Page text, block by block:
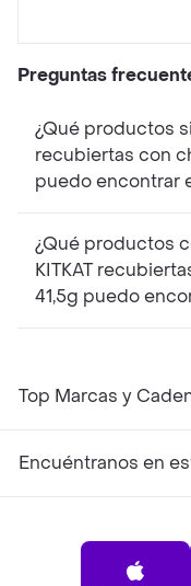
Preguntas
¿Qué productos
recubiertas con
puedo encontrar
¿Qué productos
KITKAT
41,5g puedo
Top Marcas y
Encuéntranos en